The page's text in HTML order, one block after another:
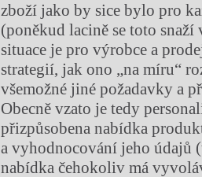
zboží jako by sice bylo pro
(poněkud lacině se toto snaží
situace je pro výrobce a
strategií, jak ono „na míru“
všemožné jiné požadavky a
Obecně vzato je tedy
přizpůsobena nabídka
a vyhodnocování jeho údajů
nabídka čehokoliv má